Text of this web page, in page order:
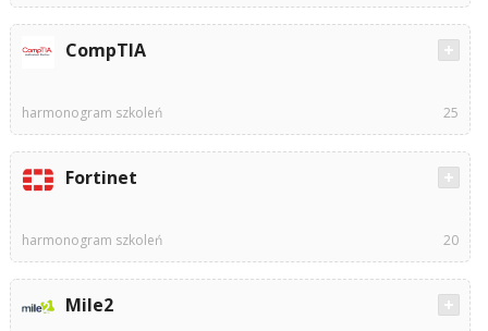
CompTIA
harmonogram szkoleń 25
Fortinet
harmonogram szkoleń 20
Mile2